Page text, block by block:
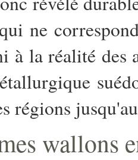
ne
à la réalité des
régions
wallons